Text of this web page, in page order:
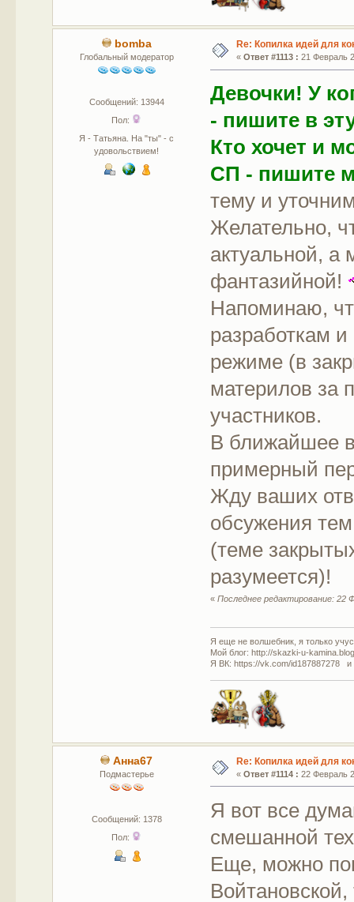
bomba
Глобальный модератор
Сообщений: 13944
Пол:
Я - Татьяна. На "ты" - с
удовольствием!
Re: Копилка идей для
« Ответ #1113 : 21 Февраль
Девочки! У
- пишите в
Кто хочет и
СП - пишите
тему и
Желательно,
актуальной,
фантазийной!
Напоминаю,
разработкам
режиме (в
материлов за
участников.
В ближайшее
примерный
Жду ваших
обсужения
(теме
разумеется)!
«Последнее редактирование: 22
Я еще не волшебник, я только
Мой блог: http://skazki-u-
Я ВК: https://vk.com/id187887278 и
Анна67
Подмастерье
Сообщений: 1378
Пол:
Re: Копилка идей для
« Ответ #1114 : 22 Февраль
Я вот все
смешанной
Еще, можно